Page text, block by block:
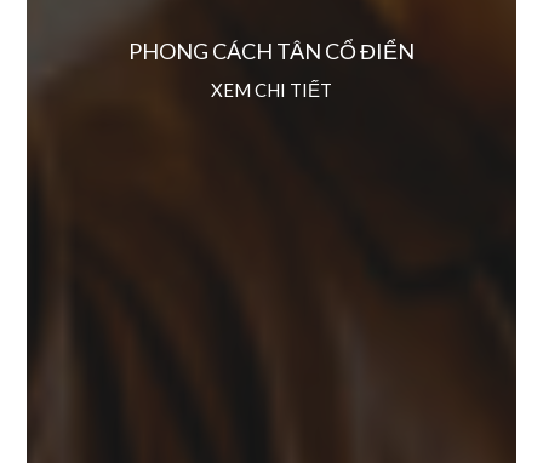
PHONG CÁCH TÂN CỔ ĐIỂN
XEM CHI TIẾT